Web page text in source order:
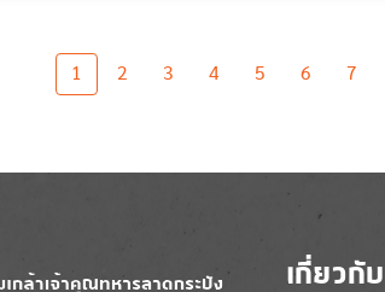
1 2 3 4 5 6 7
เกี่ยวกั